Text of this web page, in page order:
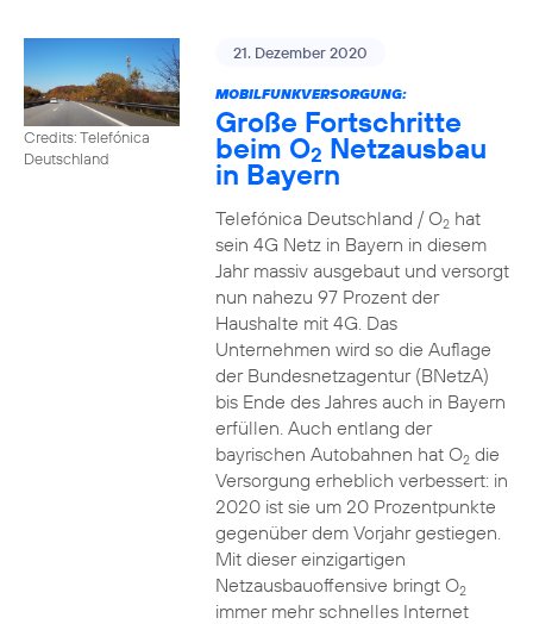
Credits: Telefónica
Deutschland
21. Dezember 2020
MOBILFUNKVERSORGUNG:
Große Fortschritte
beim O2 Netzausbau
in Bayern
Telefónica Deutschland / O2hat
sein 4G Netz in Bayern in diesem
Jahr massiv ausgebaut und versorgt
nun nahezu 97 Prozent der
Haushalte mit 4G. Das
Unternehmen wird so die Auflage
der Bundesnetzagentur (BNetzA)
bis Ende des Jahres auch in Bayern
erfüllen. Auch entlang der
bayrischen Autobahnen hat O2die
Versorgung erheblich verbessert: in
2020 ist sie um 20 Prozentpunkte
gegenüber dem Vorjahr gestiegen.
Mit dieser einzigartigen
Netzausbauoffensive bringt O2
immer mehr schnelles Internet